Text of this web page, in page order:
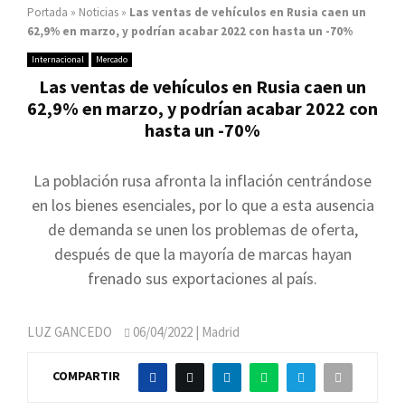
Portada » Noticias » Las ventas de vehículos en Rusia caen un
62,9% en marzo, y podrían acabar 2022 con hasta un -70%
Internacional Mercado
Las ventas de vehículos en Rusia caen un
62,9% en marzo, y podrían acabar 2022 con
hasta un -70%
La población rusa afronta la inflación centrándose
en los bienes esenciales, por lo que a esta ausencia
de demanda se unen los problemas de oferta,
después de que la mayoría de marcas hayan
frenado sus exportaciones al país.
LUZ GANCEDO 06/04/2022 | Madrid
COMPARTIR